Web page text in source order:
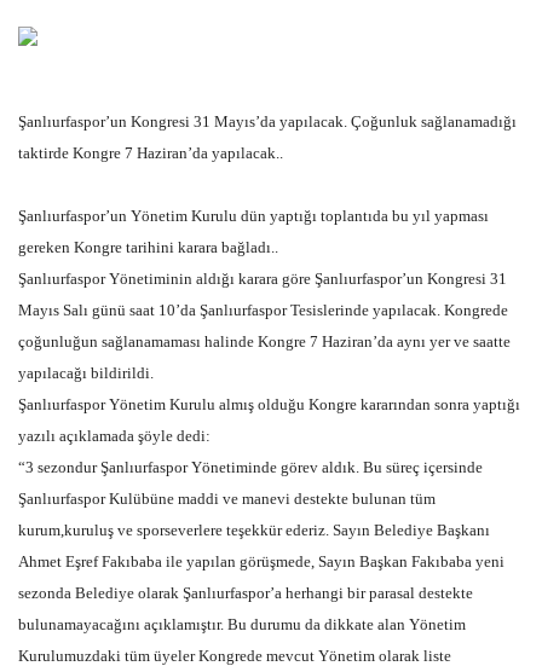
Spor
Tekno Bilim
Ekonomi
Siyaset
Galeriler
Yaşam
Künye
Şanlıurfaspor’un Kongresi 31 Mayıs’da yapılacak. Çoğunluk sağlanamadığı
taktirde Kongre 7 Haziran’da yapılacak..
Şanlıurfaspor’un Yönetim Kurulu dün yaptığı toplantıda bu yıl yapması
gereken Kongre tarihini karara bağladı..
Şanlıurfaspor Yönetiminin aldığı karara göre Şanlıurfaspor’un Kongresi 31
Mayıs Salı günü saat 10’da Şanlıurfaspor Tesislerinde yapılacak. Kongrede
çoğunluğun sağlanamaması halinde Kongre 7 Haziran’da aynı yer ve saatte
yapılacağı bildirildi.
Şanlıurfaspor Yönetim Kurulu almış olduğu Kongre kararından sonra yaptığı
yazılı açıklamada şöyle dedi:
“3 sezondur Şanlıurfaspor Yönetiminde görev aldık. Bu süreç içersinde
Şanlıurfaspor Kulübüne maddi ve manevi destekte bulunan tüm
kurum,kuruluş ve sporseverlere teşekkür ederiz. Sayın Belediye Başkanı
Ahmet Eşref Fakıbaba ile yapılan görüşmede, Sayın Başkan Fakıbaba yeni
sezonda Belediye olarak Şanlıurfaspor’a herhangi bir parasal destekte
bulunamayacağını açıklamıştır. Bu durumu da dikkate alan Yönetim
Kurulumuzdaki tüm üyeler Kongrede mevcut Yönetim olarak liste